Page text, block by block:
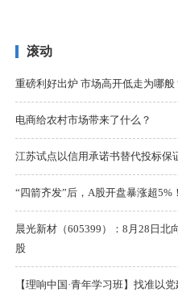
滚动
重磅利好出炉 市场高开低走为哪般
电商给农村市场带来了什么？
江苏试点以信用承诺书替代投标保
“四箭齐发”后，A股开盘暴涨超5%！
晨光新材（605399）：8月28日北
股
【理响中国·青年学习班】找准以